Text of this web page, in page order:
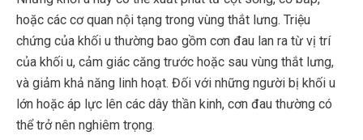
hoặc các cơ quan nội tạng trong vùng thắt lưng. Triệu
chứng của khối u thường bao gồm cơn đau lan ra từ vị trí
của khối u, cảm giác căng trước hoặc sau vùng thắt lưng,
và giảm khả năng linh hoạt. Đối với những người bị khối u
lớn hoặc áp lực lên các dây thần kinh, cơn đau thường có
thể trở nên nghiêm trọng.